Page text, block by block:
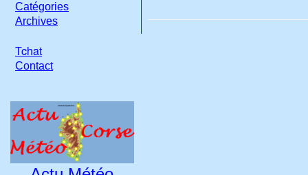
Catégories
Archives
Tchat
Contact